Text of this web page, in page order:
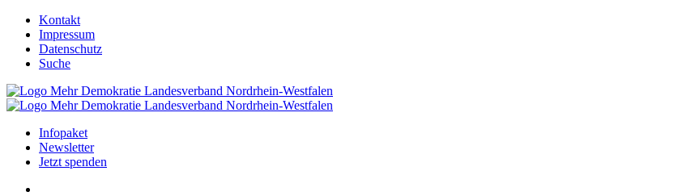
Kontakt
Impressum
Datenschutz
Suche
Infopaket
Newsletter
Jetzt spenden